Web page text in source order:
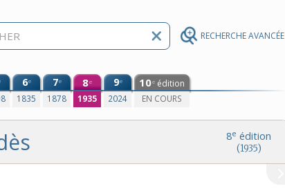
RECHERCHE AVANCÉE
6e
1835
7e
1878
8e
1935
9e
2024
10e édition
EN COURS
8e édition
(1935)